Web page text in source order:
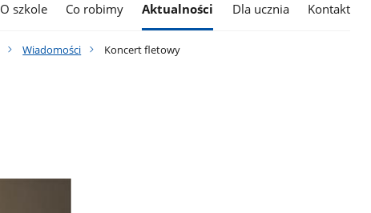
O szkole Co robimy Aktualności Dla ucznia Kontakt
Wiadomości Koncert fletowy